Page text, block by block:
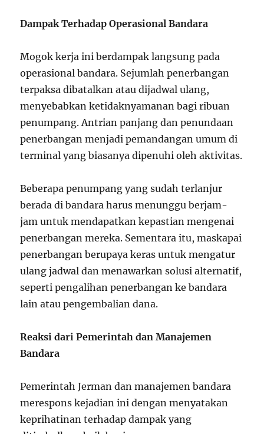
Dampak Terhadap Operasional Bandara
Mogok kerja ini berdampak langsung pada
operasional bandara. Sejumlah penerbangan
terpaksa dibatalkan atau dijadwal ulang,
menyebabkan ketidaknyamanan bagi ribuan
penumpang. Antrian panjang dan penundaan
penerbangan menjadi pemandangan umum di
terminal yang biasanya dipenuhi oleh aktivitas.
Beberapa penumpang yang sudah terlanjur
berada di bandara harus menunggu berjam-
jam untuk mendapatkan kepastian mengenai
penerbangan mereka. Sementara itu, maskapai
penerbangan berupaya keras untuk mengatur
ulang jadwal dan menawarkan solusi alternatif,
seperti pengalihan penerbangan ke bandara
lain atau pengembalian dana.
Reaksi dari Pemerintah dan Manajemen
Bandara
Pemerintah Jerman dan manajemen bandara
merespons kejadian ini dengan menyatakan
keprihatinan terhadap dampak yang